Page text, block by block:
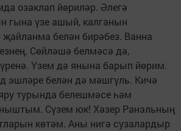
озаклап йөриләр. Әлегә
гына үзе ашый, калганын
белән бирәбез. Ванна
Сөйләшә белмәсә дә,
Үзем дә янына барып йөрим.
эшләре белән дә мәшгүль. Кичә
турында белешмәсе һәм
Сүзем юк! Хәзер Ранэльның
көтәм. Аны нигә сузалардыр